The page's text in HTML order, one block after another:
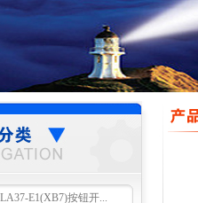
LA37-E1(XB7)按钮开...